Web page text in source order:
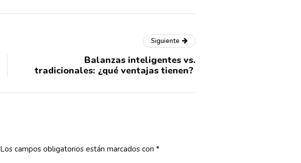
Siguiente
Balanzas inteligentes vs.
tradicionales: ¿qué ventajas tienen?
Los campos obligatorios están marcados con *